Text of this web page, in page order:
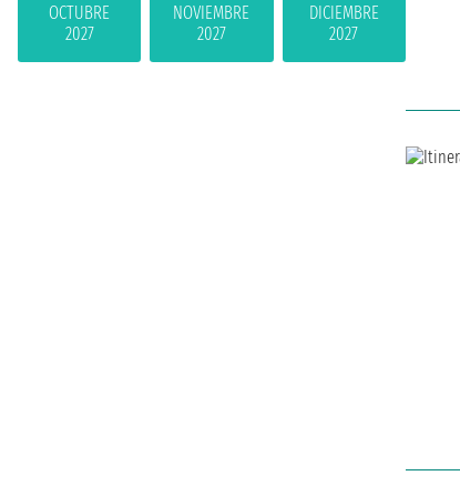
OCTUBRE
2027
NOVIEMBRE
2027
DICIEMBRE
2027